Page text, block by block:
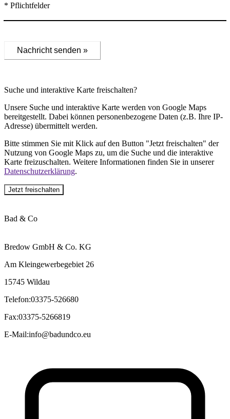
* Pflichtfelder
Nachricht senden »
Suche und interaktive Karte freischalten?
Unsere Suche und interaktive Karte werden von Google Maps
bereitgestellt. Dabei können personenbezogene Daten (z.B. Ihre IP-
Adresse) übermittelt werden.
Bitte stimmen Sie mit Klick auf den Button "Jetzt freischalten" der
Nutzung von Google Maps zu, um die Suche und die interaktive
Karte freizuschalten. Weitere Informationen finden Sie in unserer
Datenschutzerklärung.
Jetzt freischalten
Bad & Co
Bredow GmbH & Co. KG
Am Kleingewerbegebiet 26
15745 Wildau
Telefon:03375-526680
Fax:03375-5266819
E-Mail:info@badundco.eu